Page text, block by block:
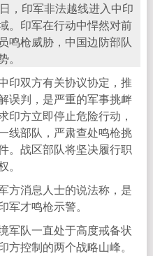
，印军非法越线进入中印
。印军在行动中悍然对前
鸣枪威胁，中国边防部队
印双方有关协议协定，推
误判，是严重的军事挑衅
印方立即停止危险行动，
线部队，严肃查处鸣枪挑
。战区部队将坚决履行职
方消息人士的说法称，是
才鸣枪示警。
军队一直处于高度戒备状
控制的两个战略山峰。